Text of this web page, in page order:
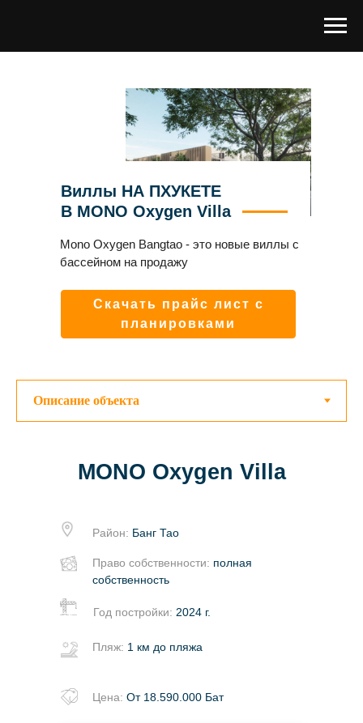
Виллы НА ПХУКЕТЕ
В MONO Oxygen Villa
Mono Oxygen Bangtao - это новые виллы с
бассейном на продажу
Скачать прайс лист с
планировками
Район: Банг Тао
MONO Oxygen Villa
Право собственности: полная
собственность
Год постройки: 2024 г.
Пляж: 1 км до пляжа
Цена: От 18.590.000 Бат